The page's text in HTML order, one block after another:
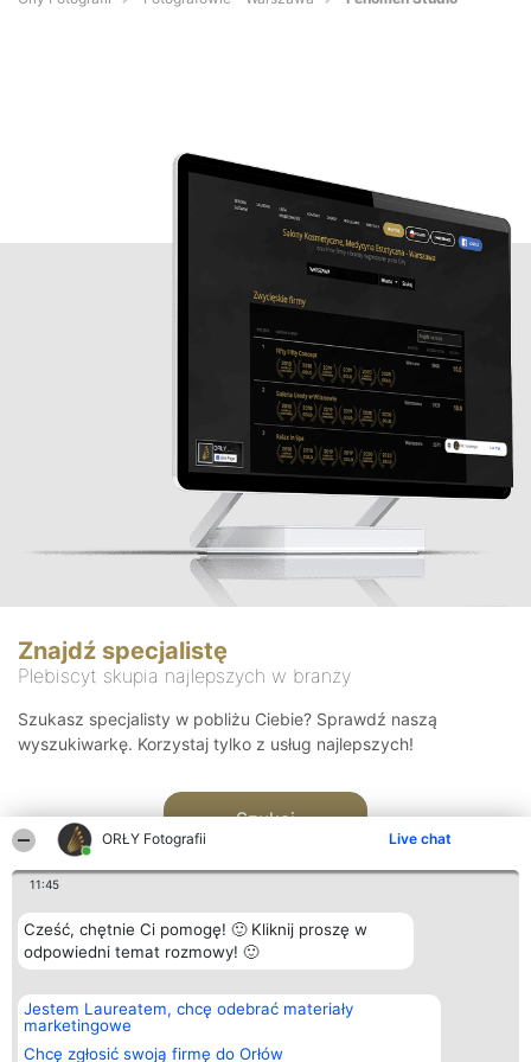
ORŁY Fotografii Live chat
11:45
Cześć, chętnie Ci pomogę! 🙂 Kliknij proszę w
odpowiedni temat rozmowy! 🙂
Jestem Laureatem, chcę odebrać materiały
marketingowe
Chcę zgłosić swoją firmę do Orłów
Znajdź specjalistę
Plebiscyt skupia najlepszych w branży
Szukasz specjalisty w pobliżu Ciebie? Sprawdź naszą
wyszukiwarkę. Korzystaj tylko z usług najlepszych!
Szukaj
Organizator plebiscytu
Bright Side Solutions sp. z o.
o. sp. k.
ul. Ruska 22
Plebiscyt
Laureaci
wszystkich
Kontakt
Kontakt